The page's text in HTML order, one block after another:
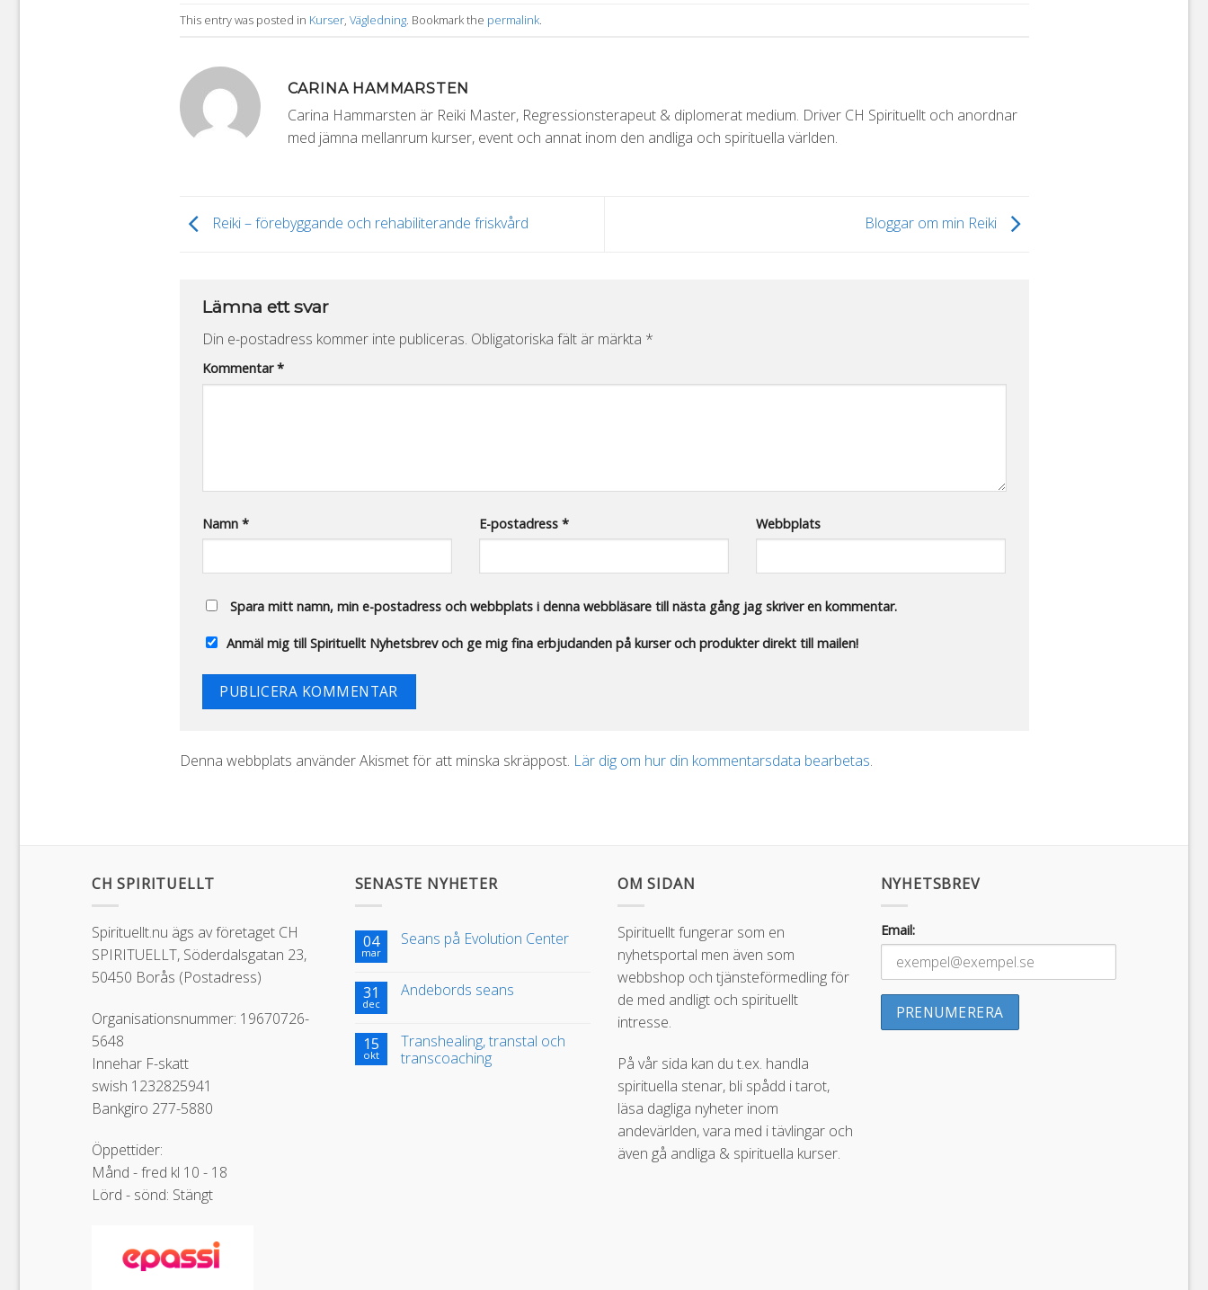
This entry was posted in Kurser, Vägledning. Bookmark the permalink.
CARINA HAMMARSTEN
Carina Hammarsten är Reiki Master, Regressionsterapeut & diplomerat medium. Driver CH Spirituellt och anordnar
med jämna mellanrum kurser, event och annat inom den andliga och spirituella världen.
Reiki – förebyggande och rehabiliterande friskvård Bloggar om min Reiki
Lämna ett svar
Din e-postadress kommer inte publiceras. Obligatoriska fält är märkta *
Kommentar*
Namn * E-postadress * Webbplats
Spara mitt namn, min e-postadress och webbplats i denna webbläsare till nästa gång jag skriver en kommentar.
Anmäl mig till Spirituellt Nyhetsbrev och ge mig fina erbjudanden på kurser och produkter direkt till mailen!
Alternative:
Denna webbplats använder Akismet för att minska skräppost. Lär dig om hur din kommentarsdata bearbetas.
CH SPIRITUELLT
Spirituellt.nu ägs av företaget CH
SPIRITUELLT, Söderdalsgatan 23,
50450 Borås (Postadress)
Organisationsnummer: 19670726-
5648
Innehar F-skatt
swish 1232825941
Bankgiro 277-5880
Öppettider:
Månd - fred kl 10 - 18
Lörd - sönd: Stängt
SENASTE NYHETER
04
mar
Seans på Evolution Center
31
dec
Andebords seans
15
okt
Transhealing, transtal och
transcoaching
OM SIDAN
Spirituellt fungerar som en
nyhetsportal men även som
webbshop och tjänsteförmedling för
de med andligt och spirituellt
intresse.
På vår sida kan du t.ex. handla
spirituella stenar, bli spådd i tarot,
läsa dagliga nyheter inom
andevärlden, vara med i tävlingar och
även gå andliga & spirituella kurser.
NYHETSBREV
Email: